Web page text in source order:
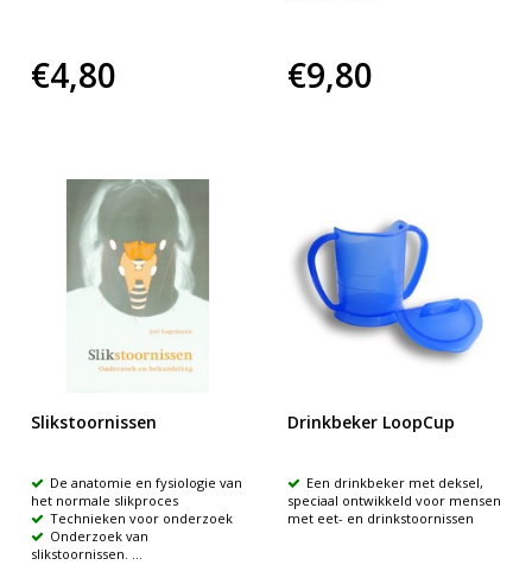
€4,80 €9,80
Slikstoornissen
De anatomie en fysiologie van
het normale slikproces
Technieken voor onderzoek
Onderzoek van
slikstoornissen. ...
Drinkbeker LoopCup
Een drinkbeker met deksel,
speciaal ontwikkeld voor mensen
met eet- en drinkstoornissen